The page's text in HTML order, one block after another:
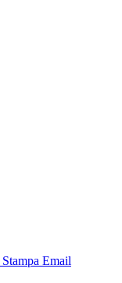
Stampa Email